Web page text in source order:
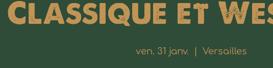
Classique et
ven. 31 janv. Versailles